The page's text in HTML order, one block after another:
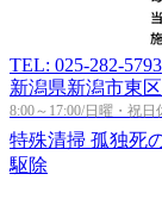
TEL: 025-282-5793
新潟県新潟市東
8:00～17:00/日曜・祝日
特殊清掃 孤独死
駆除